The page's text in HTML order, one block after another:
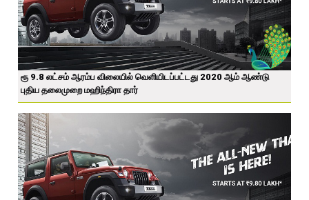
ரூ 9.8 லட்சம் ஆரம்ப விலையில் வெளியிடப்பட்டது 2020 ஆம் ஆண்டு
புதிய தலைமுறை மஹிந்திரா தார்